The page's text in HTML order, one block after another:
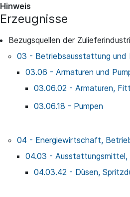
Hinweis
Erzeugnisse
Bezugsquellen der
03 - Betriebsausstattung und
03.06 - Armaturen und
03.06.02 - Armaturen,
03.06.18 - Pumpen
04 - Energiewirtschaft,
04.03 -
04.03.42 - Düsen,